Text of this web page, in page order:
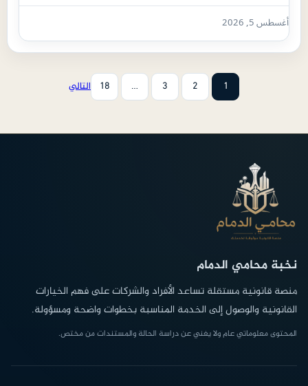
أغسطس 5, 2026
1
2
3
…
18 التالي
نخبة محامي الدمام
منصة قانونية مستقلة تساعد الأفراد والشركات على فهم الخيارات
القانونية والوصول إلى الخدمة المناسبة بخطوات واضحة ومسؤولة.
المحتوى معلوماتي عام ولا يغني عن دراسة الحالة والمستندات من مختص.